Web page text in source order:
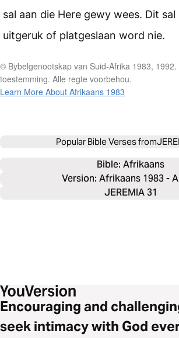
sal aan die Here gewy wees. Dit
uitgeruk of platgeslaan word nie.
© Bybelgenootskap van Suid-Afrika 1983,
toestemming. Alle regte voorbehou.
Learn More About Afrikaans 1983
Popular Bible Verses from
Bible: Afrikaans
Version: Afrikaans 1983 -
JEREMIA 31
Encouraging and
seek intimacy with God